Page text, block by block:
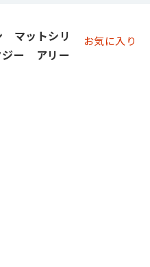
マットシリ
ジー アリー
お気に入り